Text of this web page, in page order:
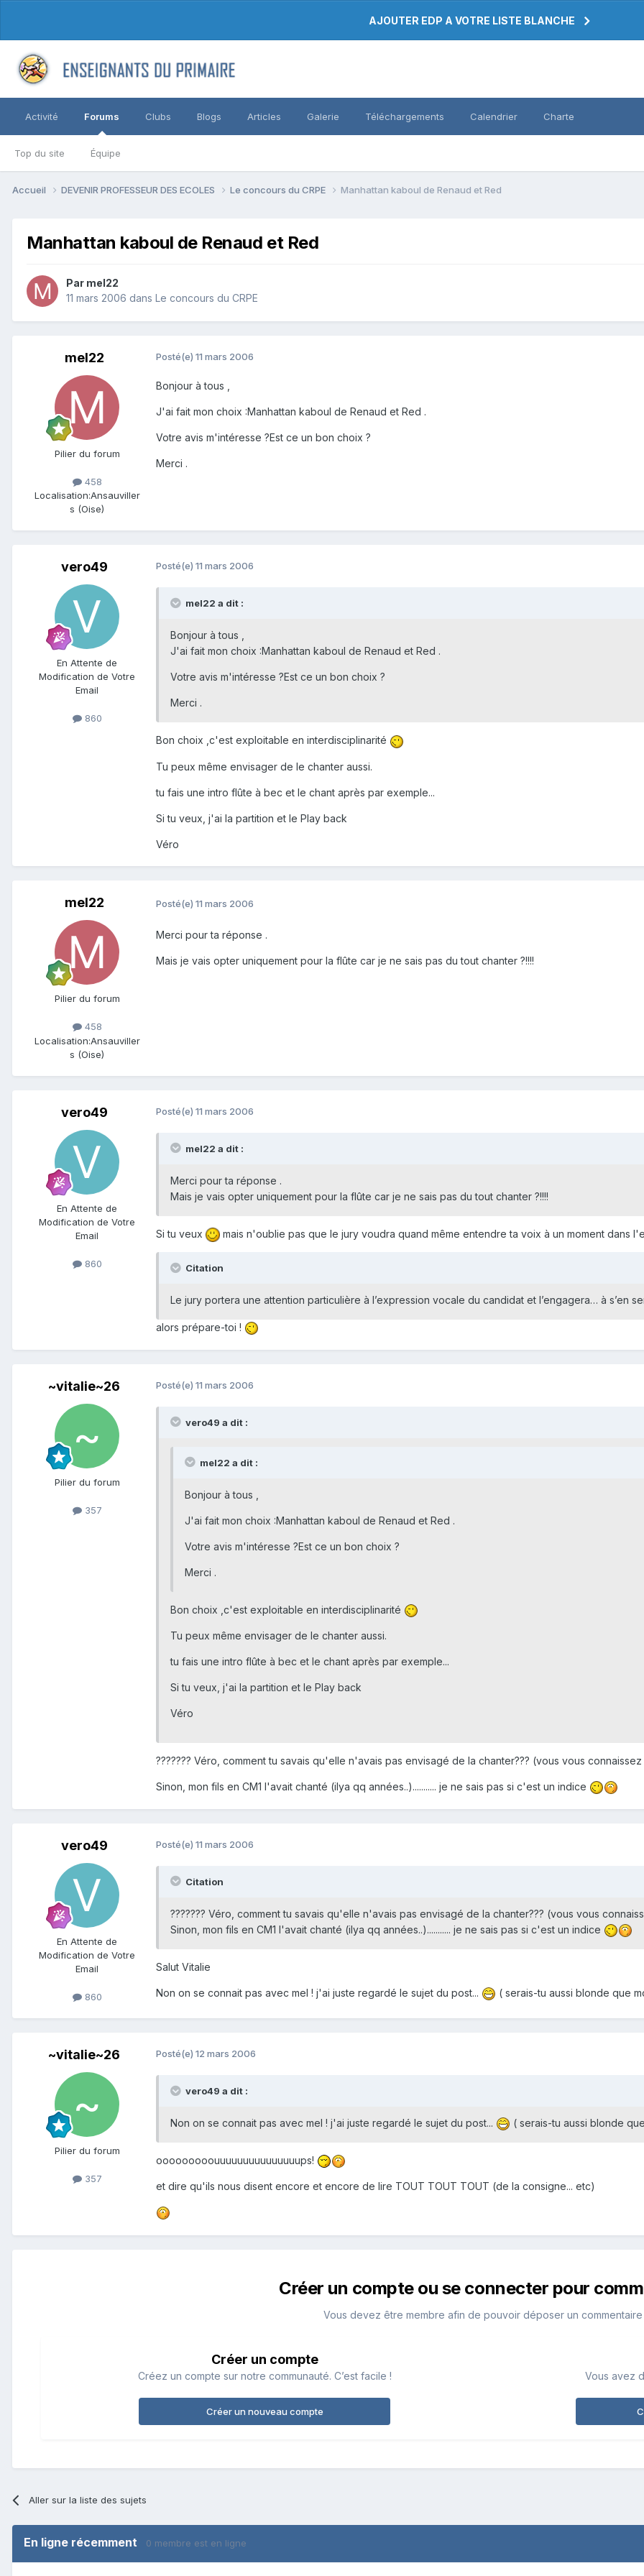
AJOUTER EDP A VOTRE LISTE BLANCHE
Activité Forums
Top du site Équipe
Clubs Blogs Articles Galerie Téléchargements Calendrier Charte
Accueil DEVENIR PROFESSEUR DES ECOLES Le concours du CRPE Manhattan kaboul de Renaud et Red
Manhattan kaboul de Renaud et Red
Par mel22
11 mars 2006 dans Le concours du CRPE
mel22
Pilier du forum
458
Localisation:Ansauviller
s (Oise)
Posté(e) 11 mars 2006
Bonjour à tous ,
J'ai fait mon choix :Manhattan kaboul de Renaud et Red .
Votre avis m'intéresse ?Est ce un bon choix ?
Merci .
vero49
En Attente de
Modification de Votre
Email
860
Posté(e) 11 mars 2006
mel22 a dit :
Bonjour à tous ,
J'ai fait mon choix :Manhattan kaboul de Renaud et Red .
Votre avis m'intéresse ?Est ce un bon choix ?
Merci .
Bon choix ,c'est exploitable en interdisciplinarité
Tu peux même envisager de le chanter aussi.
tu fais une intro flûte à bec et le chant après par exemple...
Si tu veux, j'ai la partition et le Play back
Véro
mel22
Pilier du forum
458
Localisation:Ansauviller
s (Oise)
Posté(e) 11 mars 2006
Merci pour ta réponse .
Mais je vais opter uniquement pour la flûte car je ne sais pas du tout chanter ?!!!!
vero49
En Attente de
Modification de Votre
Email
860
Posté(e) 11 mars 2006
mel22 a dit :
Merci pour ta réponse .
Mais je vais opter uniquement pour la flûte car je ne sais pas du tout chanter ?!!!!
Si tu veux mais n'oublie pas que le jury voudra quand même entendre ta voix à un moment dans
Citation
Le jury portera une attention particulière à l’expression vocale du candidat et l’engagera… à s’en
alors prépare-toi !
~vitalie~26
Pilier du forum
357
Posté(e) 11 mars 2006
vero49 a dit :
mel22 a dit :
Bonjour à tous ,
J'ai fait mon choix :Manhattan kaboul de Renaud et Red .
Votre avis m'intéresse ?Est ce un bon choix ?
Merci .
Bon choix ,c'est exploitable en interdisciplinarité
Tu peux même envisager de le chanter aussi.
tu fais une intro flûte à bec et le chant après par exemple...
Si tu veux, j'ai la partition et le Play back
Véro
??????? Véro, comment tu savais qu'elle n'avais pas envisagé de la chanter??? (vous vous
Sinon, mon fils en CM1 l'avait chanté (ilya qq années..)........... je ne sais pas si c'est un indice
vero49
En Attente de
Modification de Votre
Email
860
Posté(e) 11 mars 2006
Citation
??????? Véro, comment tu savais qu'elle n'avais pas envisagé de la chanter??? (vous vous
Sinon, mon fils en CM1 l'avait chanté (ilya qq années..)........... je ne sais pas si c'est un indice
Salut Vitalie
Non on se connait pas avec mel ! j'ai juste regardé le sujet du post... ( serais-tu aussi blonde que
~vitalie~26
Pilier du forum
357
Posté(e) 12 mars 2006
vero49 a dit :
Non on se connait pas avec mel ! j'ai juste regardé le sujet du post... ( serais-tu aussi blonde
ooooooooouuuuuuuuuuuuuuups!
et dire qu'ils nous disent encore et encore de lire TOUT TOUT TOUT (de la consigne... etc)
Créer un compte ou se connecter pour
Vous devez être membre afin de pouvoir déposer un commentaire
Créer un compte
Créez un compte sur notre communauté. C’est facile !
Créer un nouveau compte
Vous avez
Aller sur la liste des sujets
En ligne récemment 0 membre est en ligne